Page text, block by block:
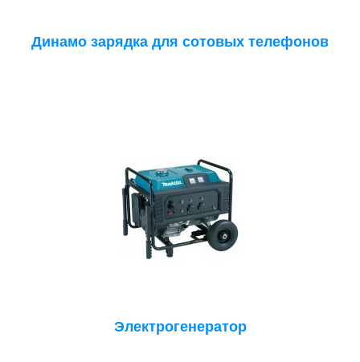
Динамо зарядка для сотовых телефонов
Электрогенератор